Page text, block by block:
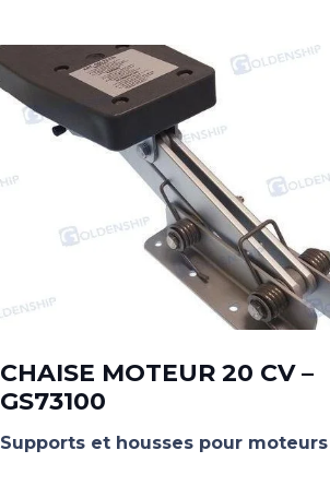
CHAISE MOTEUR 20 CV –
GS73100
Supports et housses pour moteurs